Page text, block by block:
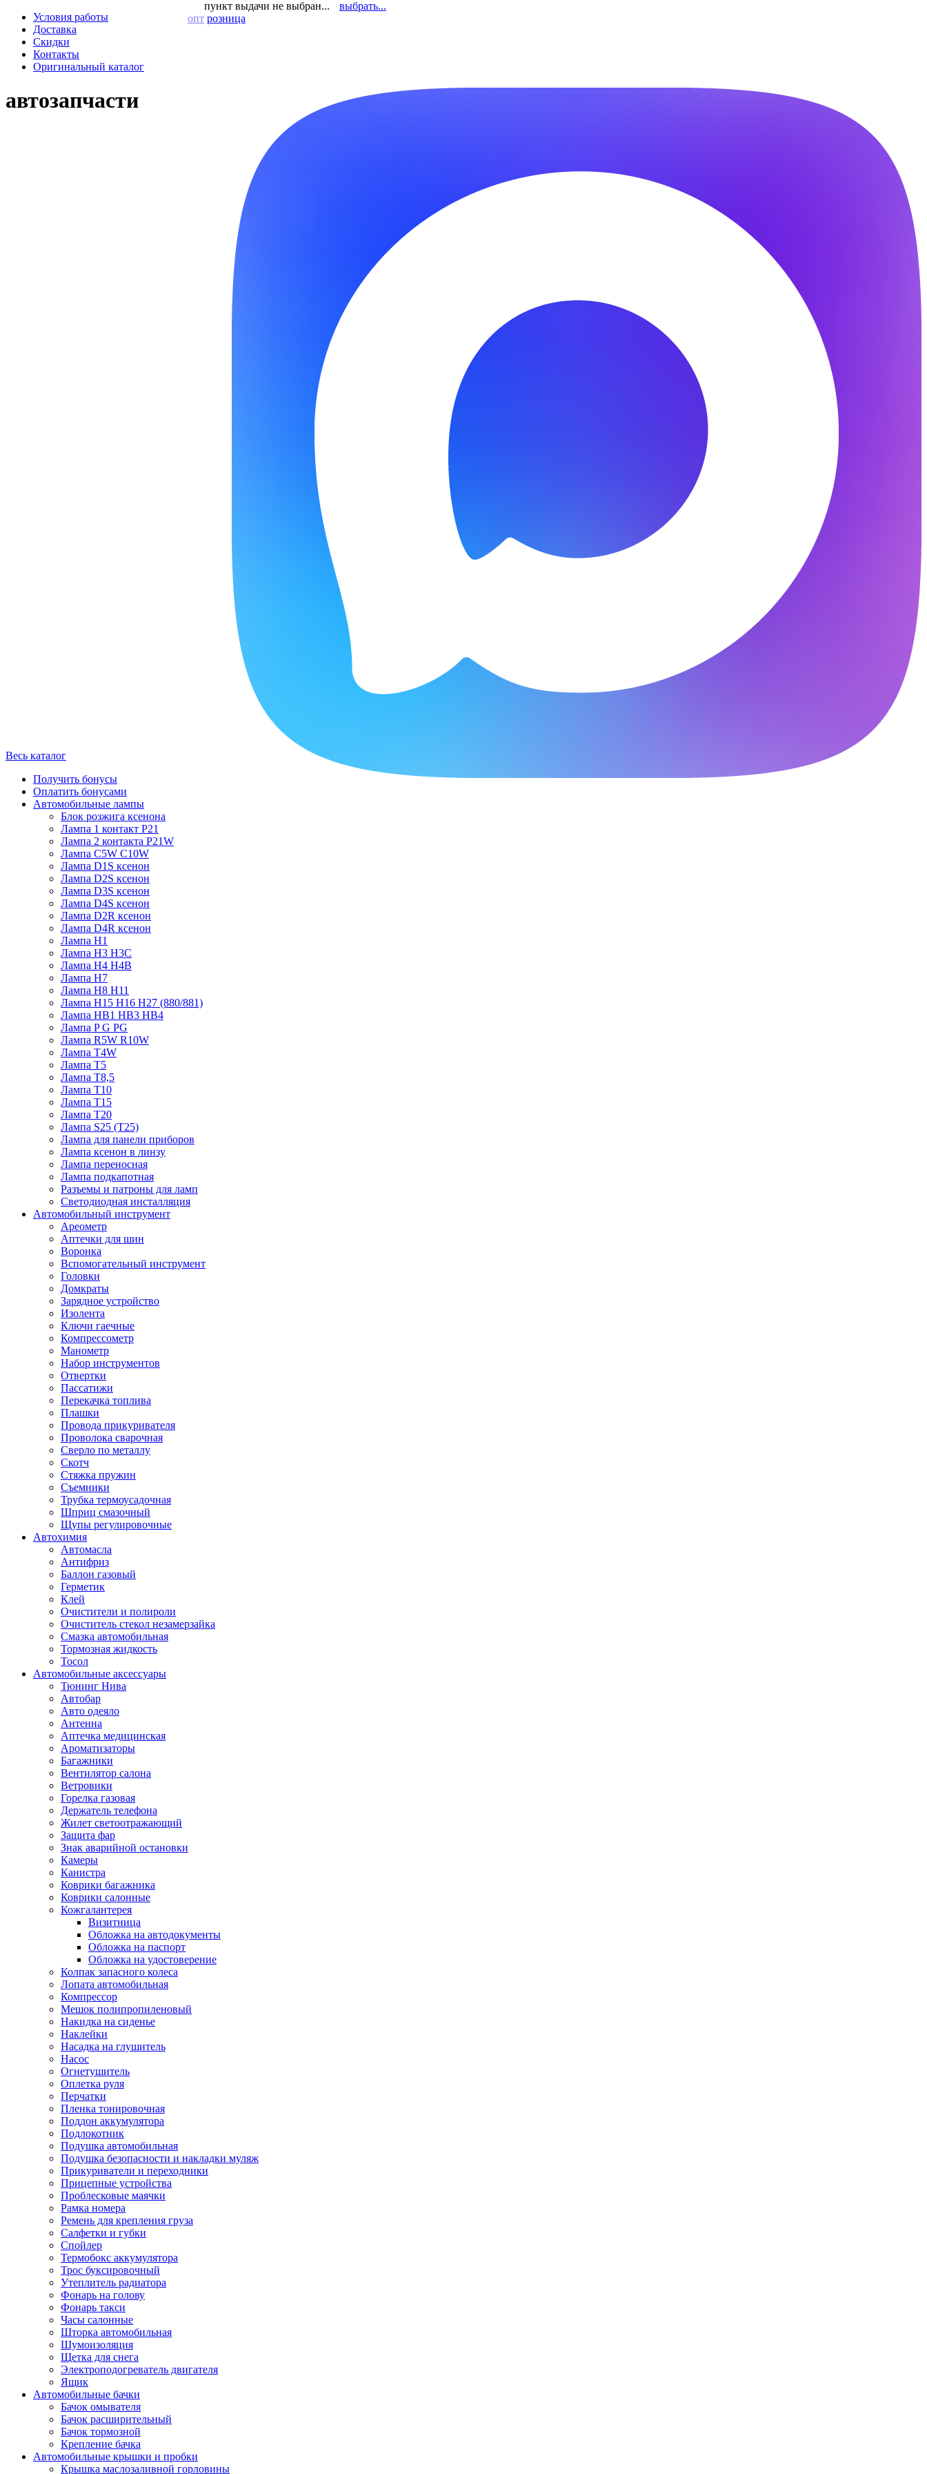
Условия работы
Доставка
Скидки
Контакты
Оригинальный каталог
пункт выдачи не выбран...
выбрать...
опт розница
автозапчасти
Весь каталог
Получить бонусы
Оплатить бонусами
Автомобильные лампы
Блок розжига ксенона
Лампа 1 контакт P21
Лампа 2 контакта P21W
Лампа C5W C10W
Лампа D1S ксенон
Лампа D2S ксенон
Лампа D3S ксенон
Лампа D4S ксенон
Лампа D2R ксенон
Лампа D4R ксенон
Лампа H1
Лампа H3 H3C
Лампа H4 H4B
Лампа H7
Лампа H8 H11
Лампа H15 H16 H27 (880/881)
Лампа HB1 HB3 HB4
Лампа P G PG
Лампа R5W R10W
Лампа T4W
Лампа T5
Лампа T8,5
Лампа T10
Лампа T15
Лампа T20
Лампа S25 (T25)
Лампа для панели приборов
Лампа ксенон в линзу
Лампа переносная
Лампа подкапотная
Разъемы и патроны для ламп
Светодиодная инсталляция
Автомобильный инструмент
Ареометр
Аптечки для шин
Воронка
Вспомогательный инструмент
Головки
Домкраты
Зарядное устройство
Изолента
Ключи гаечные
Компрессометр
Манометр
Набор инструментов
Отвертки
Пассатижи
Перекачка топлива
Плашки
Провода прикуривателя
Проволока сварочная
Сверло по металлу
Скотч
Стяжка пружин
Съемники
Трубка термоусадочная
Шприц смазочный
Щупы регулировочные
Автохимия
Автомасла
Антифриз
Баллон газовый
Герметик
Клей
Очистители и полироли
Очиститель стекол незамерзайка
Смазка автомобильная
Тормозная жидкость
Тосол
Автомобильные аксессуары
Тюнинг Нива
Автобар
Авто одеяло
Антенна
Аптечка медицинская
Ароматизаторы
Багажники
Вентилятор салона
Ветровики
Горелка газовая
Держатель телефона
Жилет светоотражающий
Защита фар
Знак аварийной остановки
Камеры
Канистра
Коврики багажника
Коврики салонные
Кожгалантерея
Визитница
Обложка на автодокументы
Обложка на паспорт
Обложка на удостоверение
Колпак запасного колеса
Лопата автомобильная
Компрессор
Мешок полипропиленовый
Накидка на сиденье
Наклейки
Насадка на глушитель
Насос
Огнетушитель
Оплетка руля
Перчатки
Пленка тонировочная
Поддон аккумулятора
Подлокотник
Подушка автомобильная
Подушка безопасности и накладки муляж
Прикуриватели и переходники
Прицепные устройства
Проблесковые маячки
Рамка номера
Ремень для крепления груза
Салфетки и губки
Спойлер
Термобокс аккумулятора
Трос буксировочный
Утеплитель радиатора
Фонарь на голову
Фонарь такси
Часы салонные
Шторка автомобильная
Шумоизоляция
Щетка для снега
Электроподогреватель двигателя
Ящик
Автомобильные бачки
Бачок омывателя
Бачок расширительный
Бачок тормозной
Крепление бачка
Автомобильные крышки и пробки
Крышка маслозаливной горловины